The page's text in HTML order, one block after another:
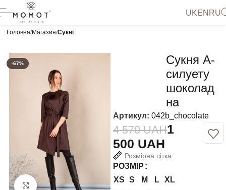
UKEN RU
Головна Магазин Сукні
-67%
Натисніть, щоб збільшити
Сукня А-
силуету
шоколад
на
Артикул: 042b_chocolate
4 570UAH1
500 UAH
Розмірна сітка
РОЗМІР
XS S M L XL